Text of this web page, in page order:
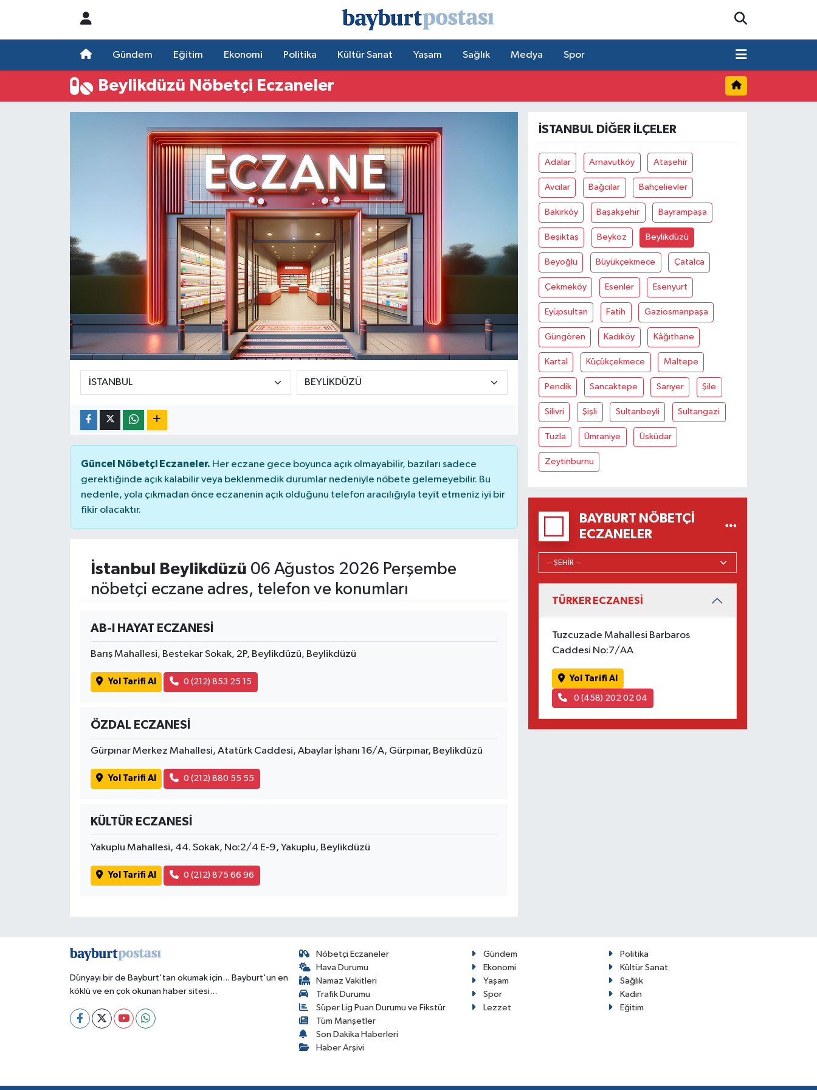
Gündem Eğitim Ekonomi Politika Kültür Sanat Yaşam Sağlık Medya Spor
Beylikdüzü Nöbetçi Eczaneler
Güncel Nöbetçi Eczaneler. Her eczane gece boyunca açık olmayabilir, bazıları sadece
gerektiğinde açık kalabilir veya beklenmedik durumlar nedeniyle nöbete gelemeyebilir. Bu
nedenle, yola çıkmadan önce eczanenin açık olduğunu telefon aracılığıyla teyit etmeniz iyi bir
fikir olacaktır.
İstanbul Beylikdüzü 06 Ağustos 2026 Perşembe
nöbetçi eczane adres, telefon ve konumları
AB-I HAYAT ECZANESİ
Barış Mahallesi, Bestekar Sokak, 2P, Beylikdüzü, Beylikdüzü
Yol Tarifi Al 0 (212) 853 25 15
ÖZDAL ECZANESİ
Gürpınar Merkez Mahallesi, Atatürk Caddesi, Abaylar İşhanı 16/A, Gürpınar, Beylikdüzü
Yol Tarifi Al 0 (212) 880 55 55
KÜLTÜR ECZANESİ
Yakuplu Mahallesi, 44. Sokak, No:2/4 E-9, Yakuplu, Beylikdüzü
Yol Tarifi Al 0 (212) 875 66 96
İSTANBUL DIĞER İLÇELER
Adalar Arnavutköy Ataşehir
Avcılar Bağcılar Bahçelievler
Bakırköy Başakşehir Bayrampaşa
Beşiktaş Beykoz Beylikdüzü
Beyoğlu Büyükçekmece Çatalca
Çekmeköy Esenler Esenyurt
Eyüpsultan Fatih Gaziosmanpaşa
Güngören Kadıköy Kâğıthane
Kartal Küçükçekmece Maltepe
Pendik Sancaktepe Sarıyer Şile
Silivri Şişli Sultanbeyli Sultangazi
Tuzla Ümraniye Üsküdar
Zeytinburnu
BAYBURT NÖBETÇI
ECZANELER
TÜRKER ECZANESİ
Tuzcuzade Mahallesi Barbaros
Caddesi No:7/AA
Yol Tarifi Al
0 (458) 202 02 04
Dünyayı bir de Bayburt'tan okumak için... Bayburt'un en
köklü ve en çok okunan haber sitesi...
Nöbetçi Eczaneler
Hava Durumu
Namaz Vakitleri
Trafik Durumu
Süper Lig Puan Durumu ve Fikstür
Tüm Manşetler
Son Dakika Haberleri
Haber Arşivi
Gündem
Politika
Ekonomi
Kültür Sanat
Yaşam
Sağlık
Spor
Kadın
Lezzet
Eğitim
Hava Durumu
Süper Lig Puan Durumu ve Fikstür
Haber Arşivi